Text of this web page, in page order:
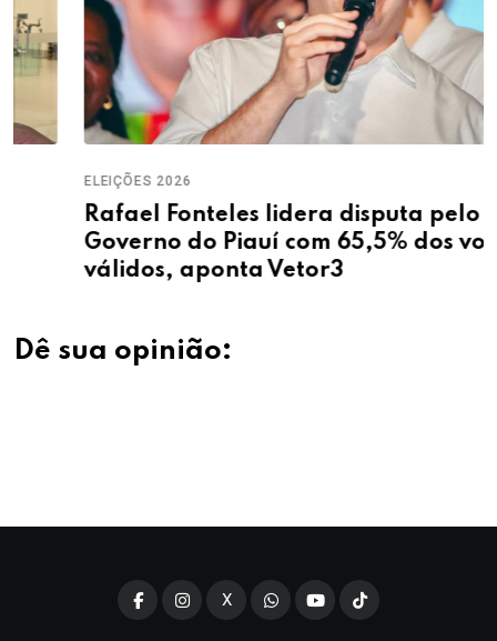
ELEIÇÕES 2026
Rafael Fonteles lidera disputa pelo
Governo do Piauí com 65,5% dos votos
válidos, aponta Vetor3
Dê sua opinião:
X